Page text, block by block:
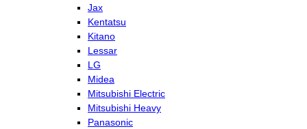
Jax
Kentatsu
Kitano
Lessar
LG
Midea
Mitsubishi Electric
Mitsubishi Heavy
Panasonic